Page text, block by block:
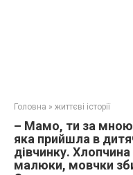
Головна » життєві історії
– Мамо, ти за
яка прийшла в
дівчинку. Хлопчина
малюки, мовчки